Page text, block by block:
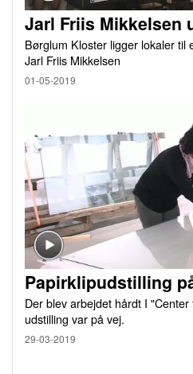
Jarl Friis Mikkelsen
Børglum Kloster ligger lokaler til
Jarl Friis Mikkelsen
01-05-2019
Papirklipudstilling
Der blev arbejdet hårdt I
udstilling var på vej.
29-03-2019